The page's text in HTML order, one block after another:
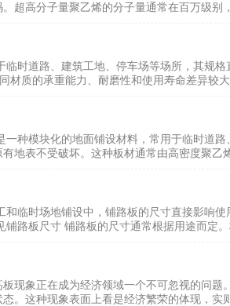
超高分子量聚乙烯的分子量通常在百万级别
时道路、建筑工地、停车场等场所，其规
材质的承重能力、耐磨性和使用寿命差异较
种模块化的地面铺设材料，常用于临时道
地表不受破坏。这种板材通常由高密度聚乙
临时场地铺设中，铺路板的尺寸直接影响
路板尺寸 铺路板的尺寸通常根据用途而定
现象正在成为经济领域一个不可忽视的问
。这种现象表面上看是经济繁荣的体现，实